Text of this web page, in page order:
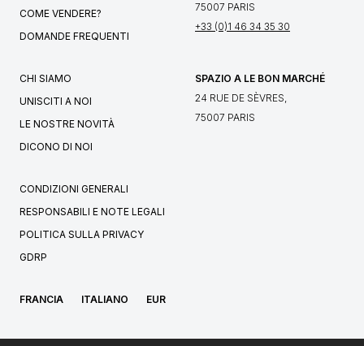
COME VENDERE?
DOMANDE FREQUENTI
75007 PARIS
+33 (0)1 46 34 35 30
CHI SIAMO
UNISCITI A NOI
LE NOSTRE NOVITÀ
DICONO DI NOI
SPAZIO A LE BON MARCHÉ
24 RUE DE SÈVRES,
75007 PARIS
CONDIZIONI GENERALI
RESPONSABILI E NOTE LEGALI
POLITICA SULLA PRIVACY
GDRP
FRANCIA ITALIANO EUR